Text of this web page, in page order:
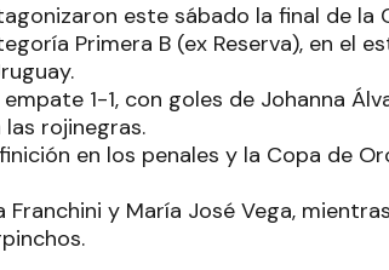
este sábado la final de la
Primera B (ex Reserva), en el
1-1, con goles de Johanna
rojinegras.
en los penales y la Copa de
y María José Vega,